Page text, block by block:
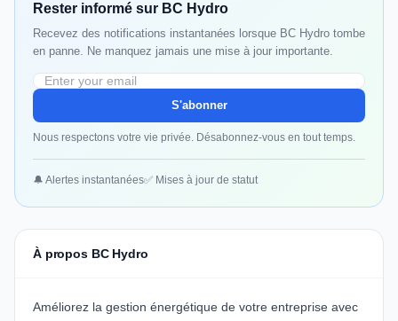
Rester informé sur BC Hydro
Recevez des notifications instantanées lorsque BC Hydro tombe
en panne. Ne manquez jamais une mise à jour importante.
S'abonner
Nous respectons votre vie privée. Désabonnez-vous en tout temps.
🔔 Alertes instantanées✅ Mises à jour de statut
À propos BC Hydro
Améliorez la gestion énergétique de votre entreprise avec